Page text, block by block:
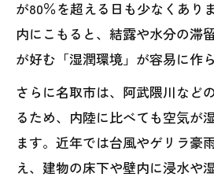
が80％を超える日も少なくあり
内にこもると、結露や水分の滞
が好む「湿潤環境」が容易に作
さらに名取市は、阿武隈川など
るため、内陸に比べても空気が
ます。近年では台風やゲリラ豪
え、建物の床下や壁内に浸水や